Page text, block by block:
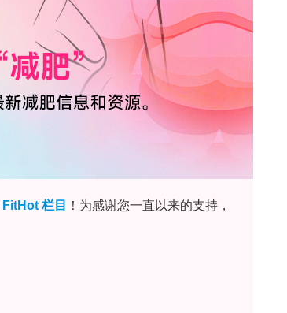
菌株在体外对主要的蘑菇病原真菌具有显
性与其产生的脂肽，尤其是风霉素有
EU/mg，欢迎咨询>>